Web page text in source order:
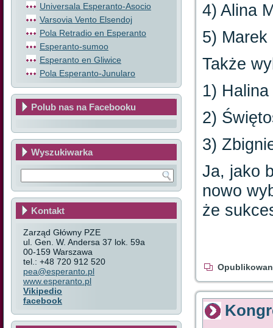
Universala Esperanto-Asocio
Varsovia Vento Elsendoj
Pola Retradio en Esperanto
Esperanto-sumoo
Esperanto en Gliwice
Pola Esperanto-Junularo
Polub nas na Facebooku
Wyszukiwarka
Kontakt
Zarząd Główny PZE
ul. Gen. W. Andersa 37 lok. 59a
00-159 Warszawa
tel.: +48 720 912 520
pea@esperanto.pl
www.esperanto.pl
Vikipedio
facebook
4) Alina
5) Marek
Także
1)
2)
3)
Ja, jako
nowo
że